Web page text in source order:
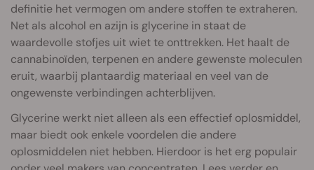
definitie het vermogen om andere stoffen te extraheren.
Net als alcohol en azijn is glycerine in staat de
waardevolle stofjes uit wiet te onttrekken. Het haalt de
cannabinoïden, terpenen en andere gewenste moleculen
eruit, waarbij plantaardig materiaal en veel van de
ongewenste verbindingen achterblijven.
Glycerine werkt niet alleen als een effectief oplosmiddel,
maar biedt ook enkele voordelen die andere
oplosmiddelen niet hebben. Hierdoor is het erg populair